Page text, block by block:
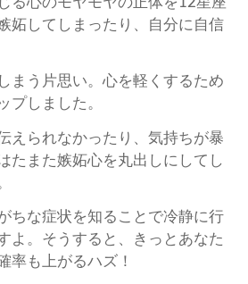
妬してしまったり、自分に自信
まう片思い。心を軽くするため
プしました。
えられなかったり、気持ちが暴
たまた嫉妬心を丸出しにしてし
ちな症状を知ることで冷静に行
よ。そうすると、きっとあなた
率も上がるハズ！